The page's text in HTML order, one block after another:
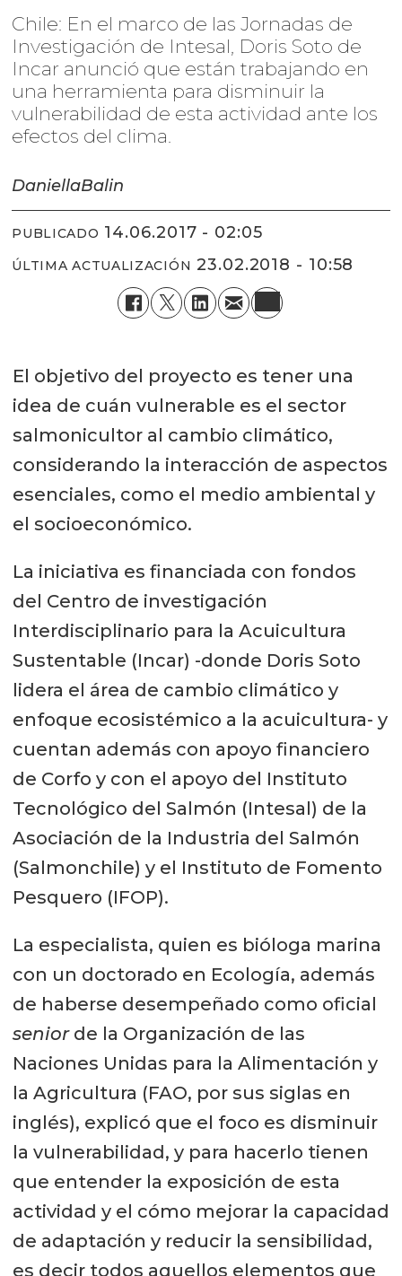
Chile: En el marco de las Jornadas de
Investigación de Intesal, Doris Soto de
Incar anunció que están trabajando en
una herramienta para disminuir la
vulnerabilidad de esta actividad ante los
efectos del clima.
DaniellaBalin
PUBLICADO 14.06.2017 - 02:05
ÚLTIMA ACTUALIZACIÓN 23.02.2018 - 10:58
El objetivo del proyecto es tener una
idea de cuán vulnerable es el sector
salmonicultor al cambio climático,
considerando la interacción de aspectos
esenciales, como el medio ambiental y
el socioeconómico.
La iniciativa es financiada con fondos
del Centro de investigación
Interdisciplinario para la Acuicultura
Sustentable (Incar) -donde Doris Soto
lidera el área de cambio climático y
enfoque ecosistémico a la acuicultura- y
cuentan además con apoyo financiero
de Corfo y con el apoyo del Instituto
Tecnológico del Salmón (Intesal) de la
Asociación de la Industria del Salmón
(Salmonchile) y el Instituto de Fomento
Pesquero (IFOP).
La especialista, quien es bióloga marina
con un doctorado en Ecología, además
de haberse desempeñado como oficial
seniorde la Organización de las
Naciones Unidas para la Alimentación y
la Agricultura (FAO, por sus siglas en
inglés), explicó que el foco es disminuir
la vulnerabilidad, y para hacerlo tienen
que entender la exposición de esta
actividad y el cómo mejorar la capacidad
de adaptación y reducir la sensibilidad,
es decir todos aquellos elementos que